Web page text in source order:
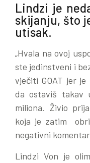
Lindzi je
skijanju, što
utisak.
„Hvala na ovoj
ste jedinstveni i
vječiti GOAT jer
da ostaviš takav
miliona. Živio
koja je zatim
negativni
Lindzi Von je